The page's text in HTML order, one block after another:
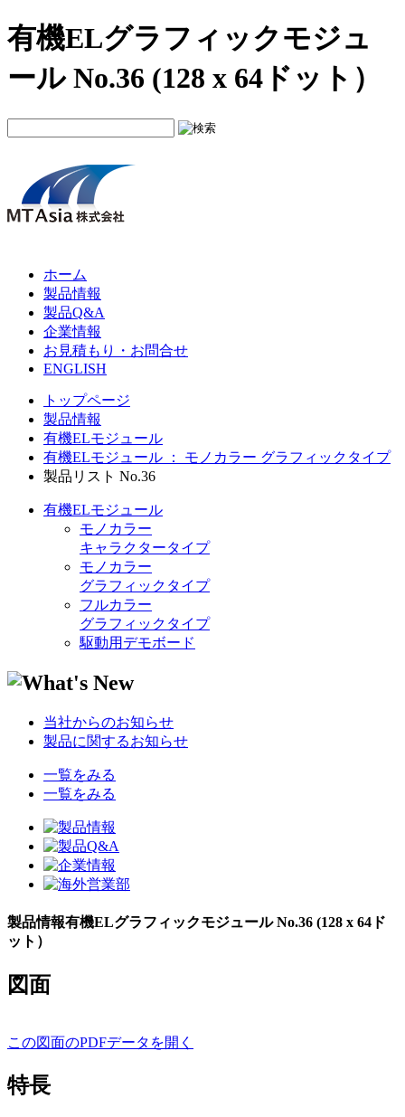
有機ELグラフィックモジュ
ール No.36 (128 x 64ドット）
ホーム
製品情報
製品Q&A
企業情報
お見積もり・お問合せ
ENGLISH
トップページ
製品情報
有機ELモジュール
有機ELモジュール ： モノカラー グラフィックタイプ
製品リスト No.36
有機ELモジュール
モノカラー
キャラクタータイプ
モノカラー
グラフィックタイプ
フルカラー
グラフィックタイプ
駆動用デモボード
当社からのお知らせ
製品に関するお知らせ
一覧をみる
一覧をみる
製品情報有機ELグラフィックモジュール No.36 (128 x 64ド
ット）
図面
この図面のPDFデータを開く
特長